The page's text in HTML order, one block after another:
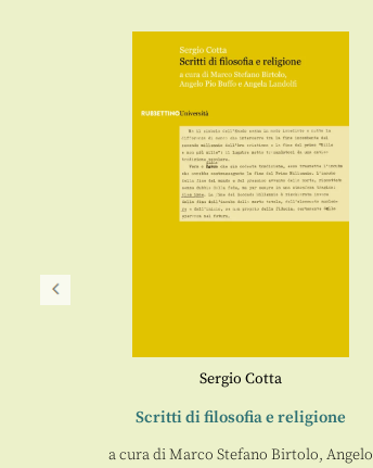
Sergio Cotta
Scritti di filosofia e religione
a cura diMarco Stefano Birtolo, Angelo